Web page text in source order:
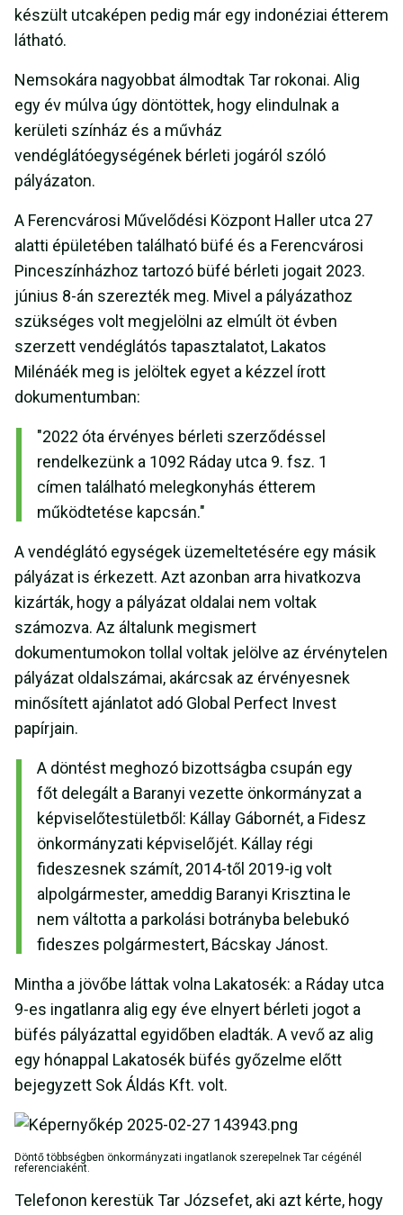
készült utcaképen pedig már egy indonéziai étterem
látható.
Nemsokára nagyobbat álmodtak Tar rokonai. Alig
egy év múlva úgy döntöttek, hogy elindulnak a
kerületi színház és a művház
vendéglátóegységének bérleti jogáról szóló
pályázaton.
A Ferencvárosi Művelődési Központ Haller utca 27
alatti épületében található büfé és a Ferencvárosi
Pinceszínházhoz tartozó büfé bérleti jogait 2023.
június 8-án szerezték meg. Mivel a pályázathoz
szükséges volt megjelölni az elmúlt öt évben
szerzett vendéglátós tapasztalatot, Lakatos
Milénáék meg is jelöltek egyet a kézzel írott
dokumentumban:
"2022 óta érvényes bérleti szerződéssel
rendelkezünk a 1092 Ráday utca 9. fsz. 1
címen található melegkonyhás étterem
működtetése kapcsán."
A vendéglátó egységek üzemeltetésére egy másik
pályázat is érkezett. Azt azonban arra hivatkozva
kizárták, hogy a pályázat oldalai nem voltak
számozva. Az általunk megismert
dokumentumokon tollal voltak jelölve az érvénytelen
pályázat oldalszámai, akárcsak az érvényesnek
minősített ajánlatot adó Global Perfect Invest
papírjain.
A döntést meghozó bizottságba csupán egy
főt delegált a Baranyi vezette önkormányzat a
képviselőtestületből: Kállay Gábornét, a Fidesz
önkormányzati képviselőjét. Kállay régi
fideszesnek számít, 2014-től 2019-ig volt
alpolgármester, ameddig Baranyi Krisztina le
nem váltotta a parkolási botrányba belebukó
fideszes polgármestert, Bácskay Jánost.
Mintha a jövőbe láttak volna Lakatosék: a Ráday utca
9-es ingatlanra alig egy éve elnyert bérleti jogot a
büfés pályázattal egyidőben eladták. A vevő az alig
egy hónappal Lakatosék büfés győzelme előtt
bejegyzett Sok Áldás Kft. volt.
Döntő többségben önkormányzati ingatlanok szerepelnek Tar cégénél
referenciaként.
Telefonon kerestük Tar Józsefet, aki azt kérte, hogy